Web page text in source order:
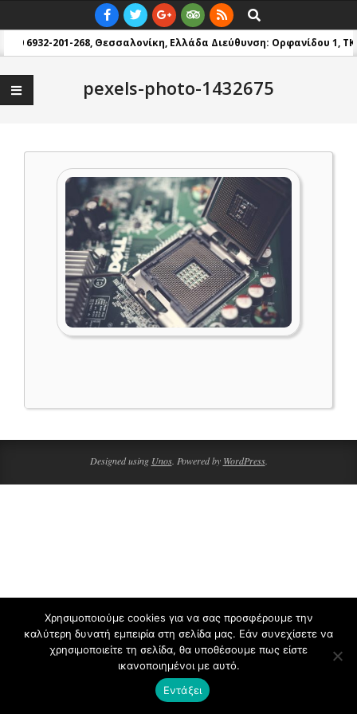
to
content
Navigation
Menu
Search
6932-201-268, Θεσσαλονίκη, ΕλλάδαΔιεύθυνση: Ορφανίδου 1, TK
pexels-photo-1432675
04-
Designed using Unos. Powered by WordPress.
Χρησιμοποιούμε cookies για να σας προσφέρουμε την
καλύτερη δυνατή εμπειρία στη σελίδα μας. Εάν συνεχίσετε να
χρησιμοποιείτε τη σελίδα, θα υποθέσουμε πως είστε
ικανοποιημένοι με αυτό.
Εντάξει